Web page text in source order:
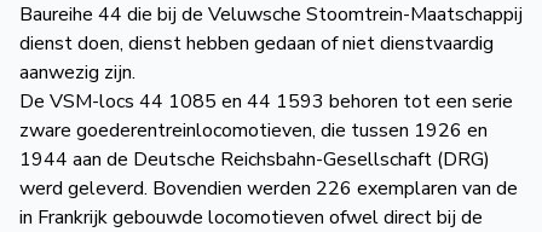
Baureihe 44 die bij de Veluwsche Stoomtrein-Maatschappij
dienst doen, dienst hebben gedaan of niet dienstvaardig
aanwezig zijn.
De VSM-locs 44 1085 en 44 1593 behoren tot een serie
zware goederentreinlocomotieven, die tussen 1926 en
1944 aan de Deutsche Reichsbahn-Gesellschaft (DRG)
werd geleverd. Bovendien werden 226 exemplaren van de
in Frankrijk gebouwde locomotieven ofwel direct bij de